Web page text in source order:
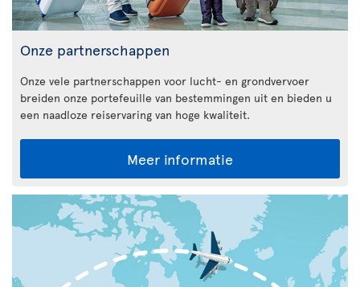
Onze partnerschappen
Onze vele partnerschappen voor lucht- en grondvervoer
breiden onze portefeuille van bestemmingen uit en bieden u
een naadloze reiservaring van hoge kwaliteit.
Meer informatie